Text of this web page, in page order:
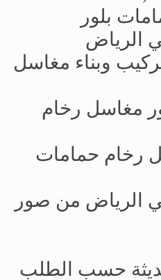
بلور
الرياض
وبناء مغاسل
مغاسل رخام
رخام حمامات
الرياض من صور
حسب الطلب